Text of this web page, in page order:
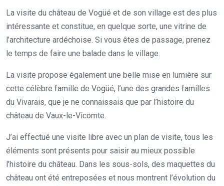
La visite du château de Vogüé et de son village est des plus
intéressante et constitue, en quelque sorte, une vitrine de
l’architecture ardéchoise. Si vous êtes de passage, prenez
le temps de faire une balade dans le village.
La visite propose également une belle mise en lumière sur
cette célèbre famille de Vogüé, l’une des grandes familles
du Vivarais, que je ne connaissais que par l’histoire du
château de Vaux-le-Vicomte.
J’ai effectué une visite libre avec un plan de visite, tous les
éléments sont présents pour saisir au mieux possible
l’histoire du château. Dans les sous-sols, des maquettes du
château ont été entreposées et nous montrent l’évolution du